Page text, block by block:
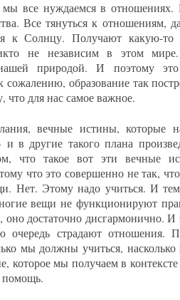
все нуждаемся в отношениях.
Все тянуться к отношениям,
к Солнцу. Получают какую-
не независим в этом
нашей природой. И поэтому
сожалению, образование так
что для нас самое важное.
вечные истины, которые
в другие такого плана
что такое вот эти вечные
что это совершенно не так,
Нет. Этому надо учиться. И
вещи не функционируют
достаточно дисгармонично. И
страдают отношения.
мы должны учиться,
которое мы получаем в
помощь.